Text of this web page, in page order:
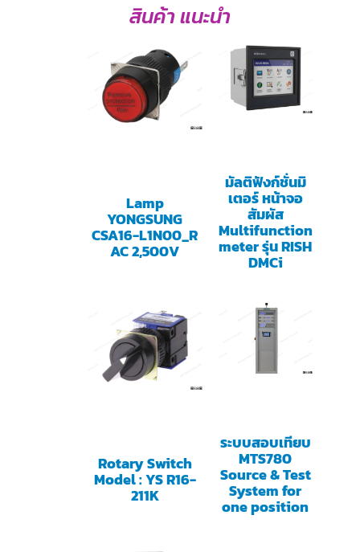
สินค้า แนะนำ
Lamp
YONGSUNG
CSA16-L1N00_R
AC 2,500V
มัลติฟังก์ชั่นมิ
เตอร์ หน้าจอ
สัมผัส
Multifunction
meter รุ่น RISH
DMCi
Rotary Switch
Model : YS R16-
211K
ระบบสอบเทียบ
MTS780
Source & Test
System for
one position